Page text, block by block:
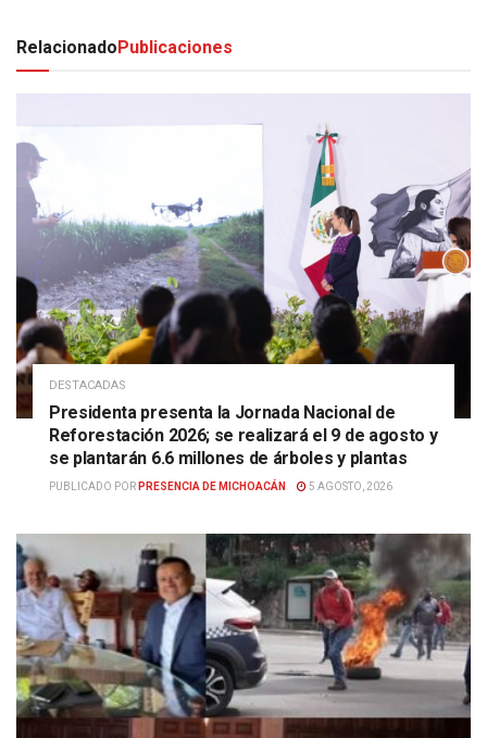
Relacionado Publicaciones
DESTACADAS
Presidenta presenta la Jornada Nacional de
Reforestación 2026; se realizará el 9 de agosto y
se plantarán 6.6 millones de árboles y plantas
PUBLICADO POR PRESENCIA DE MICHOACÁN 5 AGOSTO, 2026